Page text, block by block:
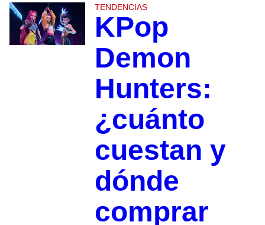
TENDENCIAS
KPop
Demon
Hunters:
¿cuánto
cuestan y
dónde
comprar